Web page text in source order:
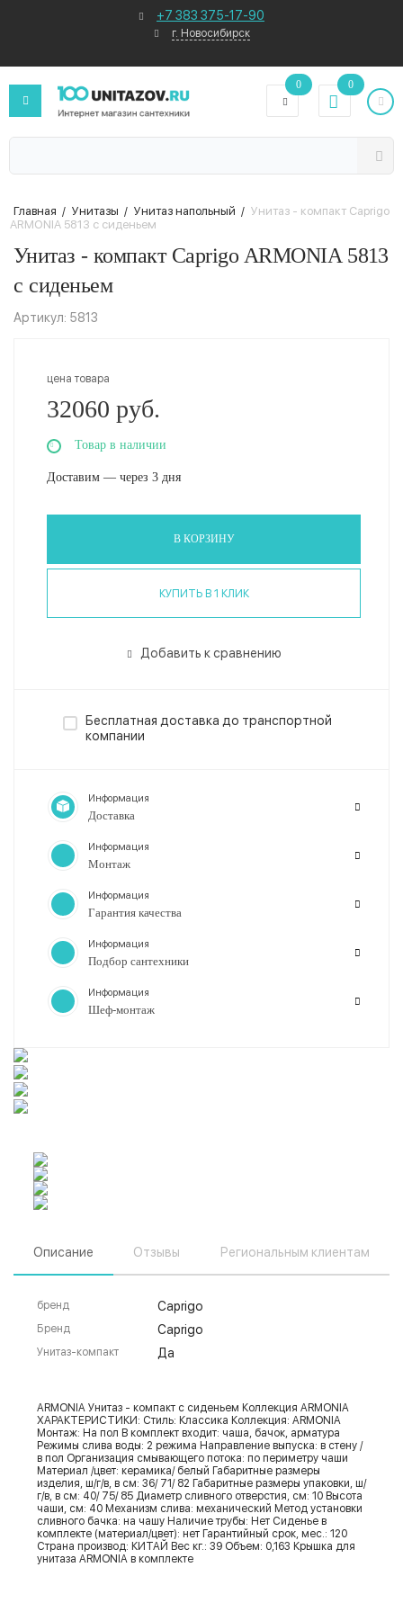
+7 383 375-17-90
г. Новосибирск
0 0
Главная / Унитазы / Унитаз напольный / Унитаз - компакт Caprigo
ARMONIA 5813 с сиденьем
Унитаз - компакт Caprigo ARMONIA 5813
с сиденьем
Артикул: 5813
цена товара
32060 руб.
Товар в наличии
Доставим — через 3 дня
В КОРЗИНУ
КУПИТЬ В 1 КЛИК
Добавить к сравнению
Бесплатная доставка до транспортной
компании
Информация
Доставка
Информация
Монтаж
Информация
Гарантия качества
Информация
Подбор сантехники
Информация
Шеф-монтаж
Описание Отзывы Региональным клиентам
бренд Caprigo
Бренд Caprigo
Унитаз-компакт Да
ARMONIA Унитаз - компакт с сиденьем Коллекция ARMONIA
ХАРАКТЕРИСТИКИ: Стиль: Классика Коллекция: ARMONIA
Монтаж: На пол В комплект входит: чаша, бачок, арматура
Режимы слива воды: 2 режима Направление выпуска: в стену /
в пол Организация смывающего потока: по периметру чаши
Материал /цвет: керамика/ белый Габаритные размеры
изделия, ш/г/в, в см: 36/ 71/ 82 Габаритные размеры упаковки, ш/
г/в, в см: 40/ 75/ 85 Диаметр сливного отверстия, см: 10 Высота
чаши, см: 40 Механизм слива: механический Метод установки
сливного бачка: на чашу Наличие трубы: Нет Сиденье в
комплекте (материал/цвет): нет Гарантийный срок, мес.: 120
Страна производ: КИТАЙ Вес кг.: 39 Объем: 0,163 Крышка для
унитаза ARMONIA в комплекте